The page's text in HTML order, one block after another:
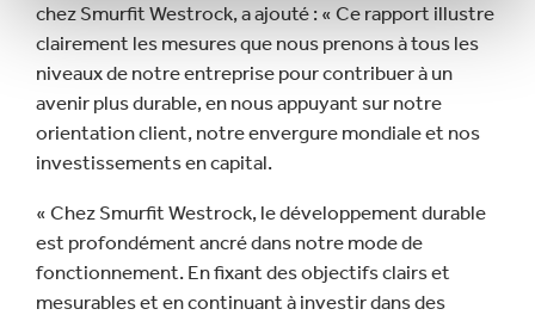
chez Smurfit Westrock, a ajouté : « Ce rapport illustre
clairement les mesures que nous prenons à tous les
niveaux de notre entreprise pour contribuer à un
avenir plus durable, en nous appuyant sur notre
orientation client, notre envergure mondiale et nos
investissements en capital.
« Chez Smurfit Westrock, le développement durable
est profondément ancré dans notre mode de
fonctionnement. En fixant des objectifs clairs et
mesurables et en continuant à investir dans des